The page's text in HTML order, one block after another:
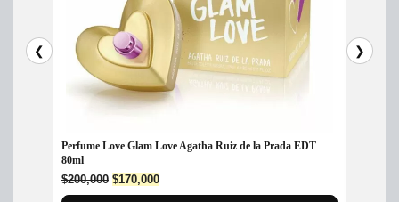
❮
Perfume Love Glam Love Agatha Ruiz de la Prada EDT
80ml
$200,000 Original
price
$170,000Current
price
❯